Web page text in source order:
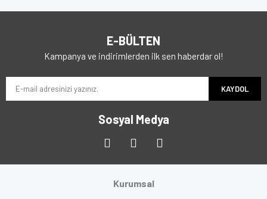
E-BÜLTEN
Kampanya ve indirimlerden ilk sen haberdar ol!
KAYDOL
Sosyal Medya
Kurumsal